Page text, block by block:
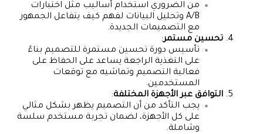
من الضروري استخدام أساليب مثل اختبارات
A/B وتحليل البيانات لفهم كيف يتفاعل الجمهور
مع التصميمات الجديدة.
تحسين مستمر:
تأسيس دورة تحسين مستمرة للتصميم بناءً
على التغذية الراجعة يساعد على الحفاظ على
فعالية التصميم وتماشيه مع توقعات
المستخدمين.
التوافق عبر الأجهزة المختلفة:
يجب التأكد من أن التصميم يظهر بشكل مثالي
على كل الأجهزة، لضمان تجربة مستخدم سلسة
وشاملة.